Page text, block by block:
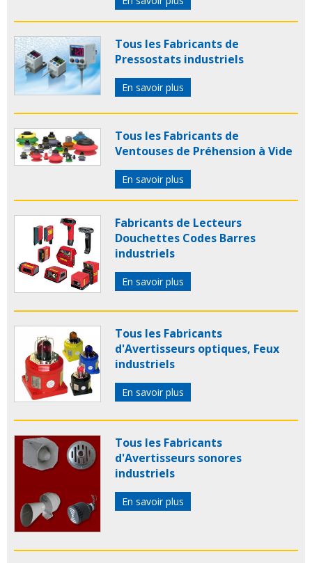
Tous les Fabricants de
Pressostats industriels
En savoir plus
Tous les Fabricants de
Ventouses de Préhension à Vide
En savoir plus
Fabricants de Lecteurs
Douchettes Codes Barres
industriels
En savoir plus
Tous les Fabricants
d'Avertisseurs optiques, Feux
industriels
En savoir plus
Tous les Fabricants
d'Avertisseurs sonores
industriels
En savoir plus